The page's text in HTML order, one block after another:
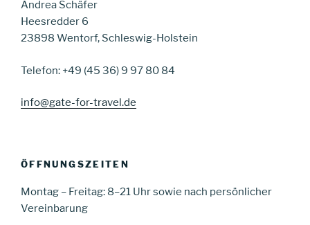
Andrea Schäfer
Heesredder 6
23898 Wentorf, Schleswig-Holstein
Telefon: +49 (45 36) 9 97 80 84
info@gate-for-travel.de
ÖFFNUNGSZEITEN
Montag – Freitag: 8–21 Uhr sowie nach persönlicher
Vereinbarung